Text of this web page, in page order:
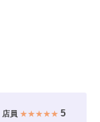
店員 ★★★★★5